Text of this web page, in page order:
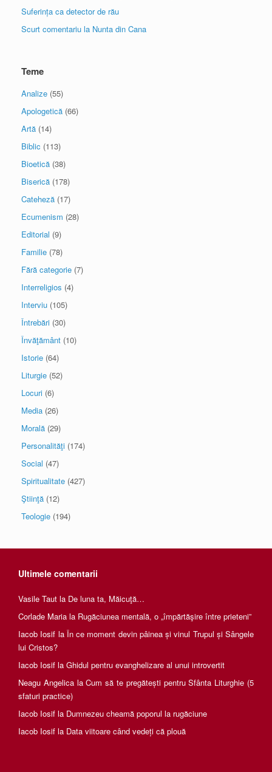
Suferința ca detector de rău
Scurt comentariu la Nunta din Cana
Teme
Analize (55)
Apologetică (66)
Artă (14)
Biblic (113)
Bioetică (38)
Biserică (178)
Cateheză (17)
Ecumenism (28)
Editorial (9)
Familie (78)
Fără categorie (7)
Interreligios (4)
Interviu (105)
Întrebări (30)
Învăţământ (10)
Istorie (64)
Liturgie (52)
Locuri (6)
Media (26)
Morală (29)
Personalităţi (174)
Social (47)
Spiritualitate (427)
Ştiinţă (12)
Teologie (194)
Ultimele comentarii
Vasile Taut la De luna ta, Măicuţă…
Corlade Maria la Rugăciunea mentală, o „împărtăşire între prieteni”
Iacob Iosif la În ce moment devin pâinea și vinul Trupul și Sângele
lui Cristos?
Iacob Iosif la Ghidul pentru evanghelizare al unui introvertit
Neagu AngelicalaCum să te pregătești pentru Sfânta Liturghie (5
sfaturi practice)
Iacob Iosif la Dumnezeu cheamă poporul la rugăciune
Iacob Iosif la Data viitoare când vedeți că plouă